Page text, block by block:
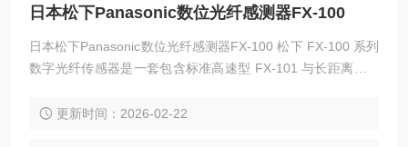
日本松下Panasonic数位光纤感测器FX-100
日本松下Panasonic数位光纤感测器FX-100 松下 FX‑100 系列
数字光纤传感器是一套包含标准高速型 FX‑101 与长距离型 F
型、连接器型等全系列衍生型号，具备超薄机身、双屏显示、
更新时间：2026-02-22